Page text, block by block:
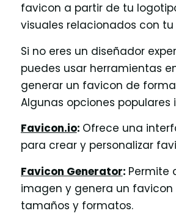
favicon a partir de tu
visuales relacionados con tu
Si no eres un diseñador
puedes usar herramientas
generar un favicon de
Algunas opciones populares
Favicon.io: Ofrece una
para crear y personalizar
Favicon Generator: Permite
imagen y genera un favicon
tamaños y formatos.